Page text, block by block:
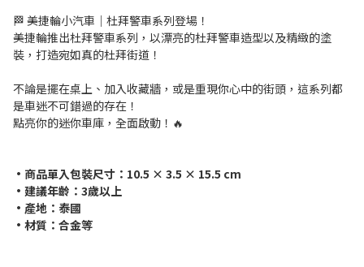
🏁 美捷輪小汽車｜杜拜警車系列登場！
美捷輪推出杜拜警車系列，以漂亮的杜拜警車造型以及精緻的塗
裝，打造宛如真的杜拜街道！
不論是擺在桌上、加入收藏牆，或是重現你心中的街頭，這系列都
是車迷不可錯過的存在！
點亮你的迷你車庫，全面啟動！🔥
•商品單入包裝尺寸：10.5 × 3.5 × 15.5 cm
•建議年齡：3歲以上
•產地：泰國
•材質：合金等